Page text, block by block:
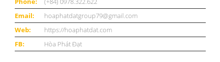
Email:
hoaphatdatgroup79@gmail.com
Web:
https://hoaphatdat.com
FB:
Hòa Phát Đạt